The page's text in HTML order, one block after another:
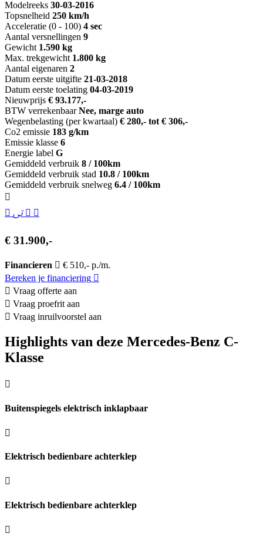
Modelreeks 30-03-2016
Topsnelheid 250 km/h
Acceleratie (0 - 100) 4 sec
Aantal versnellingen 9
Gewicht 1.590 kg
Max. trekgewicht 1.800 kg
Aantal eigenaren 2
Datum eerste uitgifte 21-03-2018
Datum eerste toelating 04-03-2019
Nieuwprijs € 93.177,-
BTW verrekenbaar Nee, marge auto
Wegenbelasting (per kwartaal) € 280,- tot € 306,-
Co2 emissie 183 g/km
Emissie klasse 6
Energie label G
Gemiddeld verbruik 8 / 100km
Gemiddeld verbruik stad 10.8 / 100km
Gemiddeld verbruik snelweg 6.4 / 100km
€ 31.900,-
Financieren
€ 510,- p./m.
Bereken je financiering
Vraag offerte aan
Vraag proefrit aan
Vraag inruilvoorstel aan
Highlights van deze Mercedes-Benz C-
Klasse
Buitenspiegels elektrisch inklapbaar
Elektrisch bedienbare achterklep
Elektrisch bedienbare achterklep